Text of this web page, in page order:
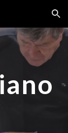
Skip to navigation